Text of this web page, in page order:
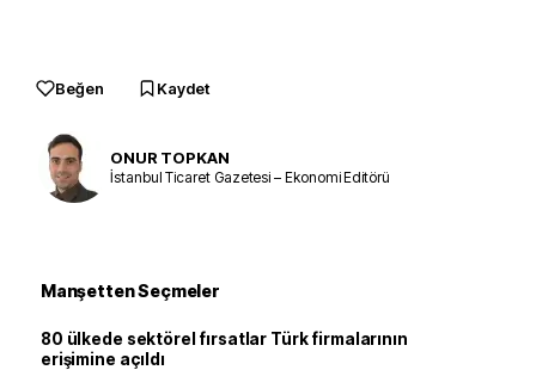
Beğen Kaydet
ONUR TOPKAN
İstanbul Ticaret Gazetesi – Ekonomi Editörü
Manşetten Seçmeler
80 ülkede sektörel fırsatlar Türk firmalarının
erişimine açıldı